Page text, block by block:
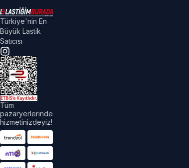
Türkiye'nin En
Büyük Lastik
Satıcısı
Tüm
pazaryerlerinde
hizmetinizdeyiz!